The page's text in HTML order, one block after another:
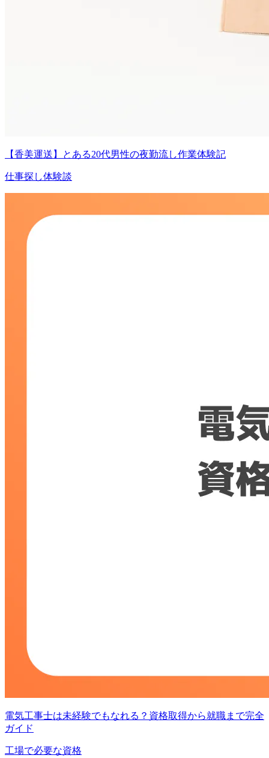
【香美運送】とある20代男性の夜勤流し作業体験記
仕事探し体験談
電気工事士は未経験でもなれる？資格取得から就職まで完全
ガイド
工場で必要な資格